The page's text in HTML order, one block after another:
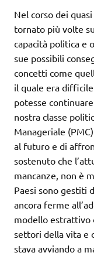
Nel corso dei
tornato più volte
capacità politica e
sue possibili
concetti come
il quale era
potesse
nostra classe
Manageriale
al futuro e di
sostenuto che
mancanze, non è
Paesi sono gestiti
ancora ferme
modello estrattivo
settori della vita e
stava avviando a